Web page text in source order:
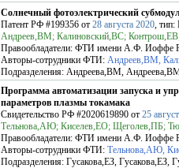
Солнечный фотоэлектрический
Патент РФ #199356 от 28 августа 2020, тип:
Андреев,ВМ; Калиновский,ВС;
Правообладатели: ФТИ имени А.Ф. Иоффе
Авторы-сотрудники ФТИ: Андреев,ВМ,
Подразделения: Андреева,ВМ,
Программа автоматизации запуска и
параметров плазмы токамака
Свидетельство РФ #2020619890 от 25
Тельнова,АЮ; Киселев,ЕО; Щеголев,ПБ;
Правообладатели: ФТИ имени А.Ф. Иоффе
Авторы-сотрудники ФТИ: Тельнова,АЮ,
Подразделения: Гусакова,ЕЗ, Гусакова,ЕЗ,